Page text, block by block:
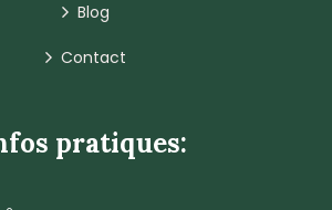
Blog
Contact
pratiques: